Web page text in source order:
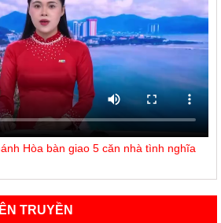
Hòa bàn giao 5 căn nhà tình nghĩa
TRUYỀN